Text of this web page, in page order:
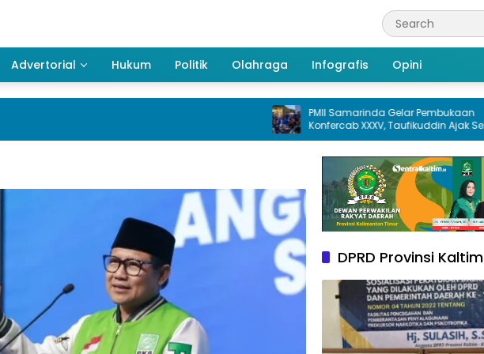
Advertorial Hukum Politik Olahraga Infografis Opini
PMII Samarinda Gelar Pembukaan
Konfercab XXXV, Taufikuddin Ajak Seluruh
Kader Perkuat Persatuan
DPRD Provinsi Kaltim